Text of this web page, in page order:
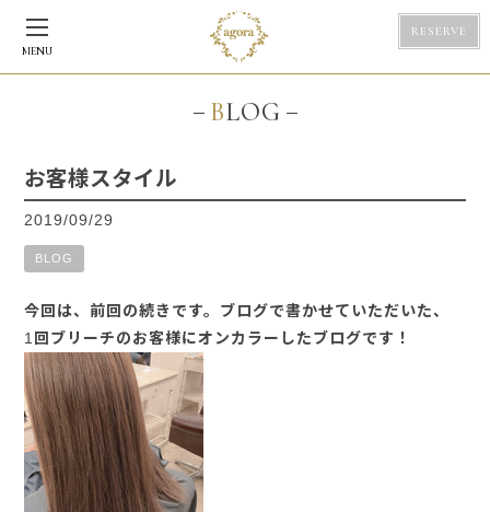
MENU
RESERVE
BLOG
お客様スタイル
2019/09/29
BLOG
今回は、前回の続きです。ブログで書かせていただいた、
1回ブリーチのお客様にオンカラーしたブログです！